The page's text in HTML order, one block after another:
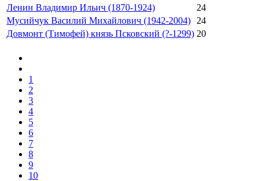
Ленин Владимир Ильич (1870-1924)
24
Мусийчук Василий Михайлович (1942-2004)
24
Довмонт (Тимофей) князь Псковский (?-1299) 20
1
2
3
4
5
6
7
8
9
10